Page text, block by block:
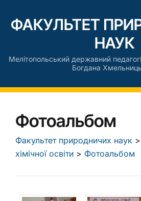
ФАКУЛЬТЕТ
НАУК
Мелітопольський державний
Богдана
Фотоальбом
Факультет природничих наук >
хімічної освіти > Фотоальбом